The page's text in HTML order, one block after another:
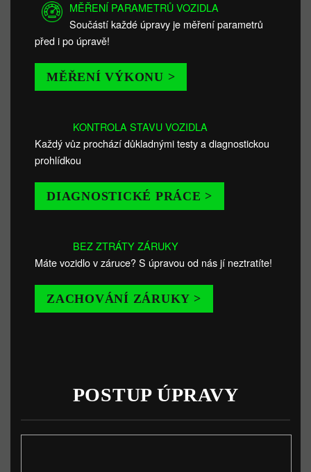
MĚŘENÍ PARAMETRŮ VOZIDLA
Součástí každé úpravy je měření parametrů
před i po úpravě!
MĚŘENÍ VÝKONU >
KONTROLA STAVU VOZIDLA
Každý vůz prochází důkladnými testy a diagnostickou
prohlídkou
DIAGNOSTICKÉ PRÁCE >
BEZ ZTRÁTY ZÁRUKY
Máte vozidlo v záruce? S úpravou od nás jí neztratíte!
ZACHOVÁNÍ ZÁRUKY >
POSTUP ÚPRAVY